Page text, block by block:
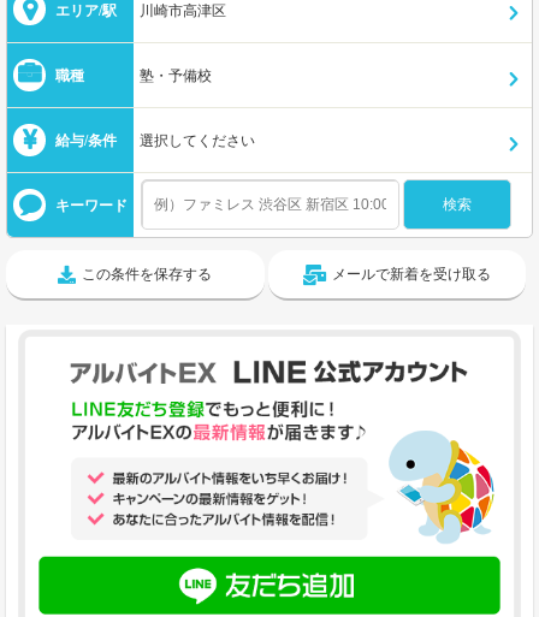
エリア/駅 川崎市高津区
職種 塾・予備校
給与/条件 選択してください
キーワード
この条件を保存する メールで新着を受け取る